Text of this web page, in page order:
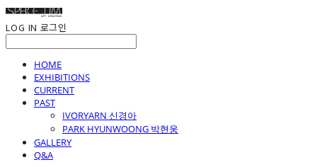
LOG IN 로그인
HOME
EXHIBITIONS
CURRENT
PAST
IVORYARN 신경아
PARK HYUNWOONG 박현웅
GALLERY
Q&A